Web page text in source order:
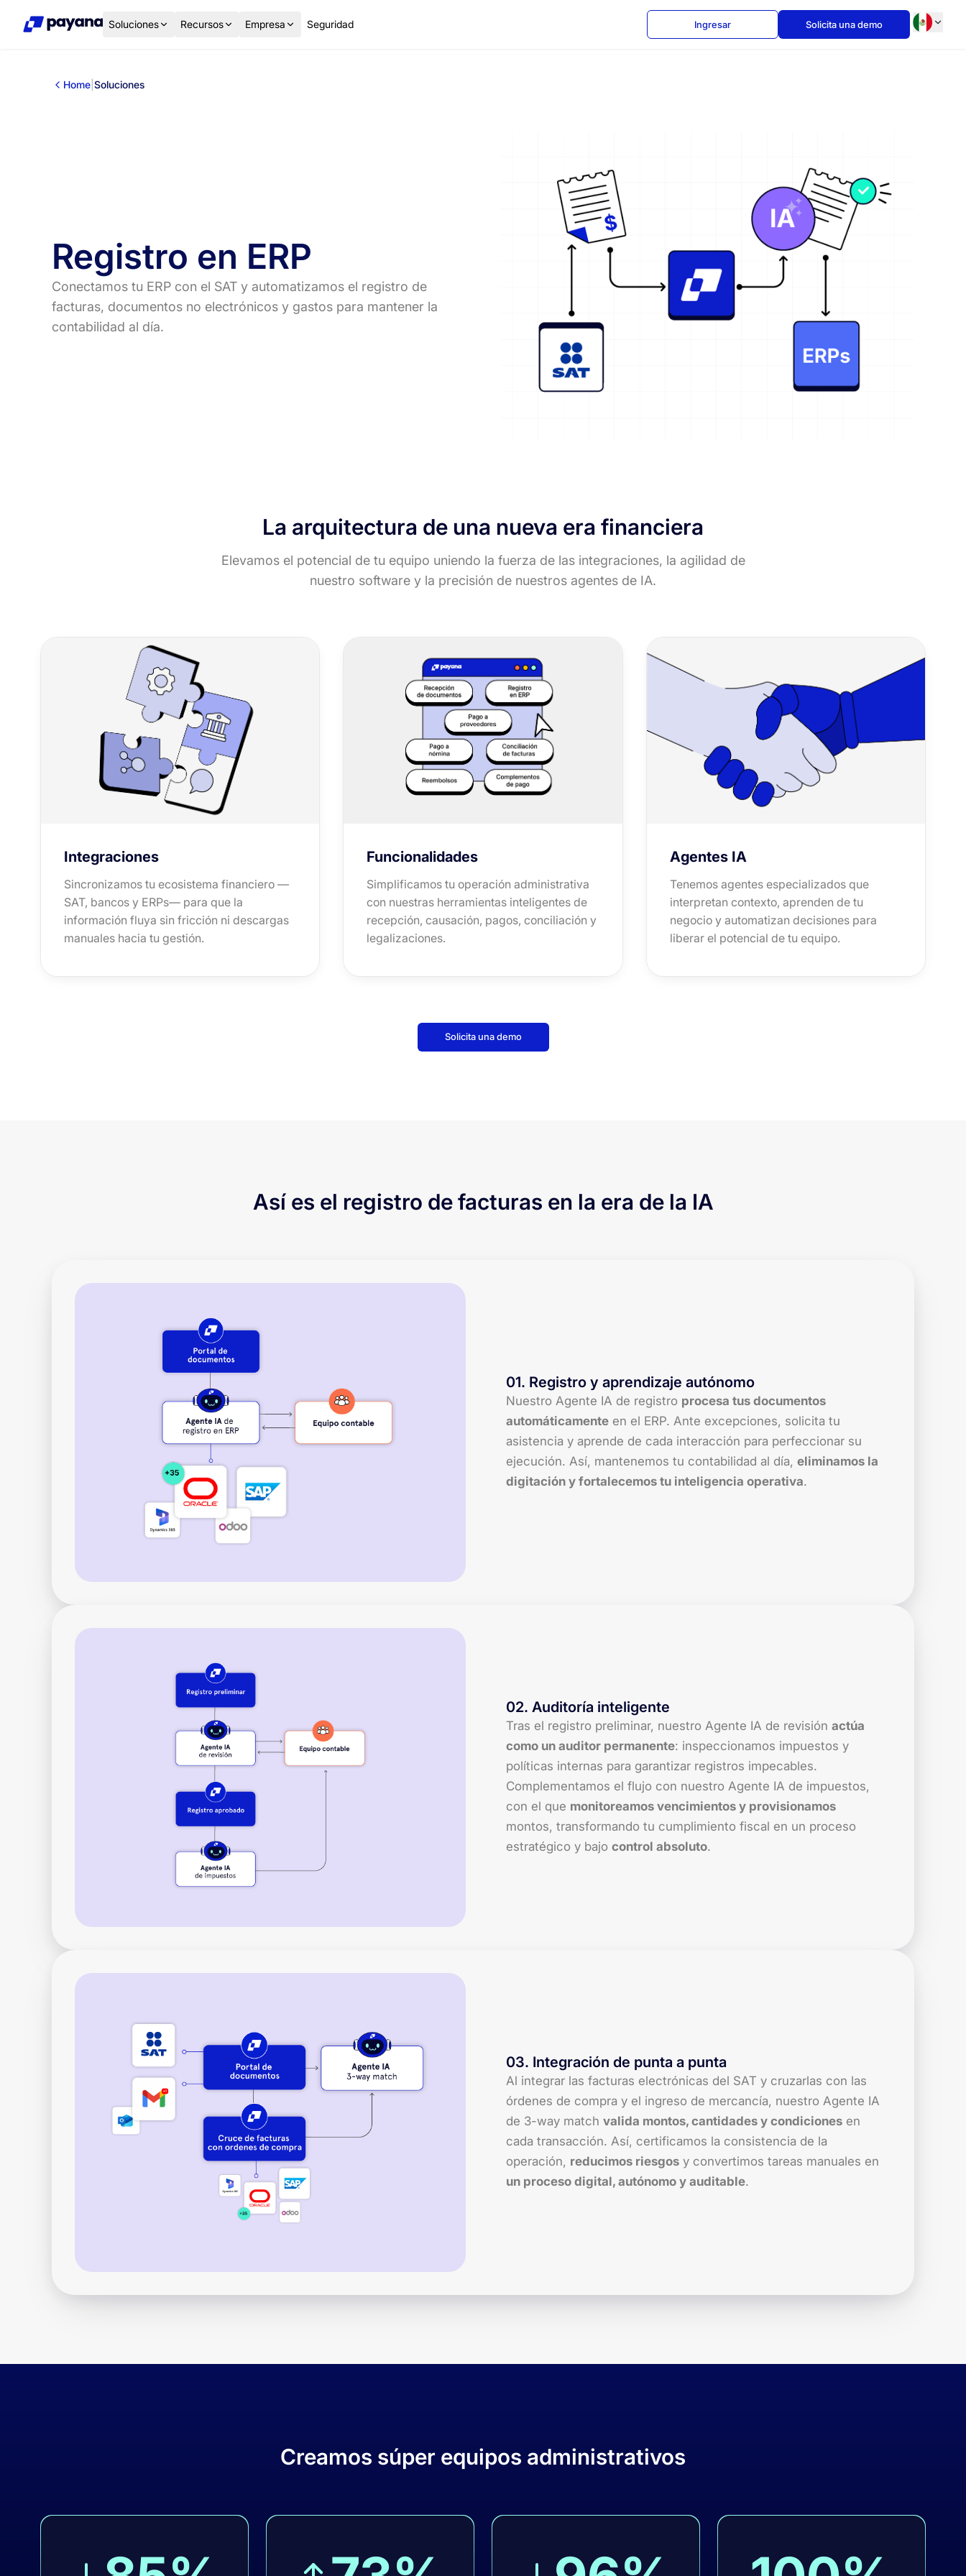
Soluciones Recursos Empresa Seguridad Ingresar Solicita una demo
Home Soluciones
Registro en ERP
Conectamos tu ERP con el SAT y automatizamos el registro de
facturas, documentos no electrónicos y gastos para mantener la
contabilidad al día.
La arquitectura de una nueva era financiera
Elevamos el potencial de tu equipo uniendo la fuerza de las integraciones, la agilidad de
nuestro software y la precisión de nuestros agentes de IA.
Integraciones
Sincronizamos tu ecosistema financiero —
SAT, bancos y ERPs— para que la
información fluya sin fricción ni descargas
manuales hacia tu gestión.
Funcionalidades
Simplificamos tu operación administrativa
con nuestras herramientas inteligentes de
recepción, causación, pagos, conciliación y
legalizaciones.
Agentes IA
Tenemos agentes especializados que
interpretan contexto, aprenden de tu
negocio y automatizan decisiones para
liberar el potencial de tu equipo.
Solicita una demo
Así es el registro de facturas en la era de la IA
01. Registro y aprendizaje autónomo
Nuestro Agente IA de registro procesa tus documentos
automáticamente en el ERP. Ante excepciones, solicita tu
asistencia y aprende de cada interacción para perfeccionar su
ejecución. Así, mantenemos tu contabilidad al día, eliminamos la
digitación y fortalecemos tu inteligencia operativa.
02. Auditoría inteligente
Tras el registro preliminar, nuestro Agente IA de revisión actúa
como un auditor permanente: inspeccionamos impuestos y
políticas internas para garantizar registros impecables.
Complementamos el flujo con nuestro Agente IA de impuestos,
con el que monitoreamos vencimientos y provisionamos
montos, transformando tu cumplimiento fiscal en un proceso
estratégico y bajo control absoluto.
03. Integración de punta a punta
Al integrar las facturas electrónicas del SAT y cruzarlas con las
órdenes de compra y el ingreso de mercancía, nuestro Agente IA
de 3-way match valida montos, cantidades y condiciones en
cada transacción. Así, certificamos la consistencia de la
operación, reducimos riesgos y convertimos tareas manuales en
un proceso digital, autónomo y auditable.
Creamos súper equipos administrativos